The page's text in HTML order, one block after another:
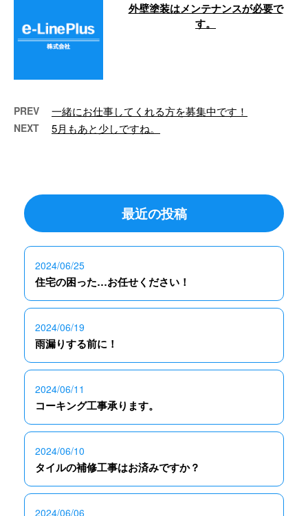
外壁塗装はメンテナンスが必要で
す。
PREV 一緒にお仕事してくれる方を募集中です！
NEXT 5月もあと少しですね。
最近の投稿
2024/06/25
住宅の困った…お任せください！
2024/06/19
雨漏りする前に！
2024/06/11
コーキング工事承ります。
2024/06/10
タイルの補修工事はお済みですか？
2024/06/06